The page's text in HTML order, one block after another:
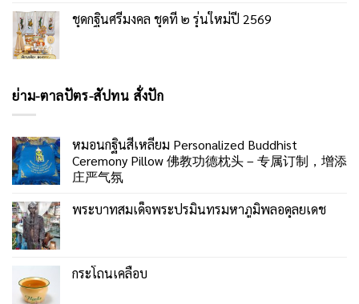
ชุดกฐินศรีมงคล ชุดที่ ๒ รุ่นใหม่ปี 2569
ย่าม-ตาลปัตร-สัปทน สั่งปัก
หมอนกฐินสี่เหลี่ยม Personalized Buddhist
Ceremony Pillow 佛教功德枕头 – 专属订制，增添
庄严气氛
พระบาทสมเด็จพระปรมินทรมหาภูมิพลอดุลยเดช
กระโถนเคลือบ